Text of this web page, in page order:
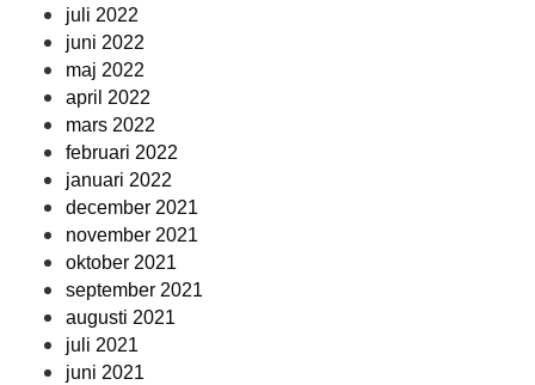
juli 2022
juni 2022
maj 2022
april 2022
mars 2022
februari 2022
januari 2022
december 2021
november 2021
oktober 2021
september 2021
augusti 2021
juli 2021
juni 2021